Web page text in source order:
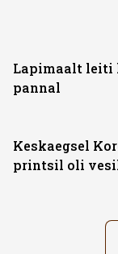
Lapimaalt leiti
pannal
Keskaegsel
printsil oli